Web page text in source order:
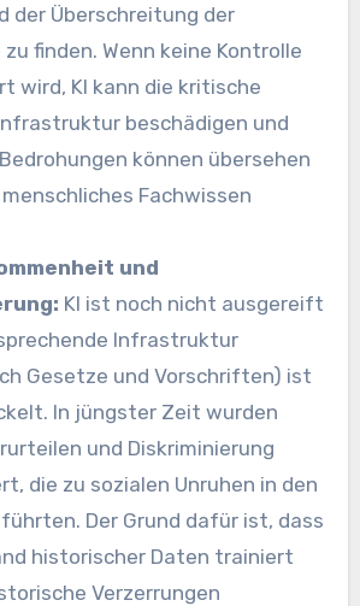
der Überschreitung der
finden. Wenn keine Kontrolle
wird, KI kann die kritische
beschädigen und
können übersehen
Fachwissen
und
KI ist noch nicht ausgereift
Infrastruktur
Gesetze und Vorschriften) ist
In jüngster Zeit wurden
und Diskriminierung
die zu sozialen Unruhen in den
Der Grund dafür ist, dass
historischer Daten trainiert
Verzerrungen